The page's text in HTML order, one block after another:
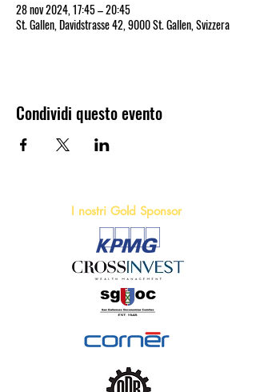
28 nov 2024, 17:45 – 20:45
St. Gallen, Davidstrasse 42, 9000 St. Gallen, Svizzera
Condividi questo evento
I nostri Gold Sponsor